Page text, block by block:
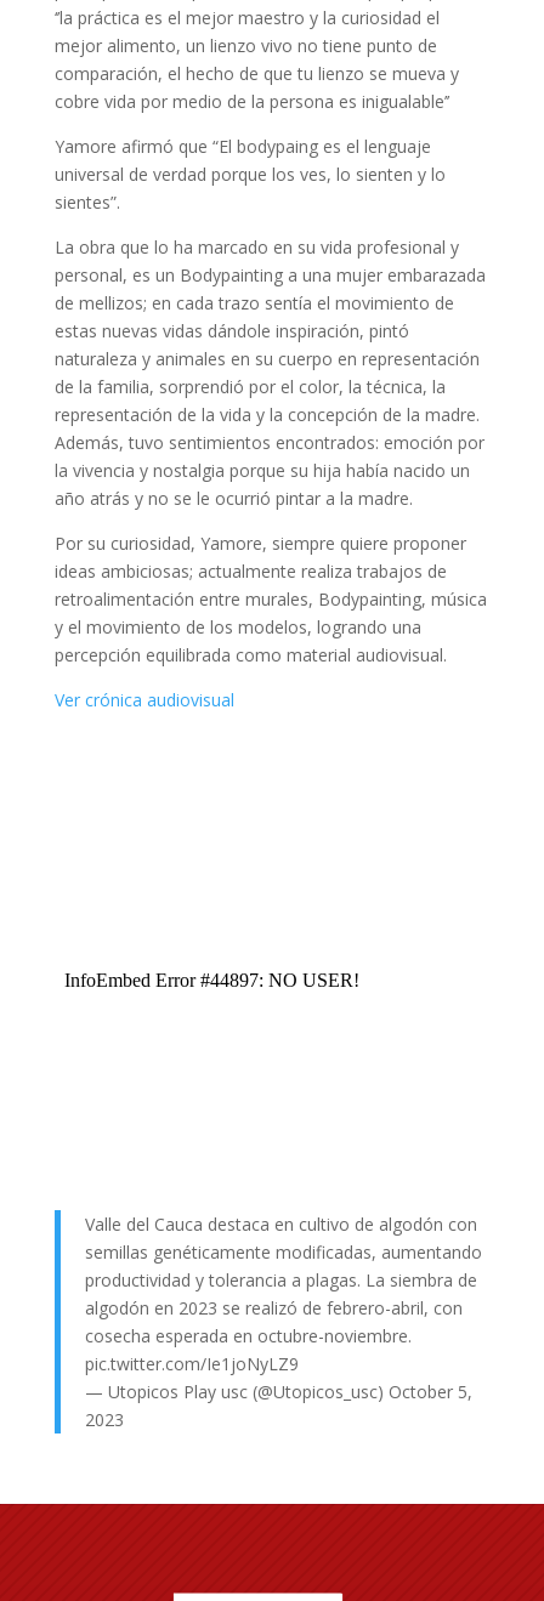
‘’la práctica es el mejor maestro y la curiosidad el
mejor alimento, un lienzo vivo no tiene punto de
comparación, el hecho de que tu lienzo se mueva y
cobre vida por medio de la persona es inigualable’’
Yamore afirmó que “El bodypaing es el lenguaje
universal de verdad porque los ves, lo sienten y lo
sientes”.
La obra que lo ha marcado en su vida profesional y
personal, es un Bodypainting a una mujer embarazada
de mellizos; en cada trazo sentía el movimiento de
estas nuevas vidas dándole inspiración, pintó
naturaleza y animales en su cuerpo en representación
de la familia, sorprendió por el color, la técnica, la
representación de la vida y la concepción de la madre.
Además, tuvo sentimientos encontrados: emoción por
la vivencia y nostalgia porque su hija había nacido un
año atrás y no se le ocurrió pintar a la madre.
Por su curiosidad, Yamore, siempre quiere proponer
ideas ambiciosas; actualmente realiza trabajos de
retroalimentación entre murales, Bodypainting, música
y el movimiento de los modelos, logrando una
percepción equilibrada como material audiovisual.
Ver crónica audiovisual
Valle del Cauca destaca en cultivo de algodón con
semillas genéticamente modificadas, aumentando
productividad y tolerancia a plagas. La siembra de
algodón en 2023 se realizó de febrero-abril, con
cosecha esperada en octubre-noviembre.
pic.twitter.com/Ie1joNyLZ9
— Utopicos Play usc (@Utopicos_usc) October 5,
2023